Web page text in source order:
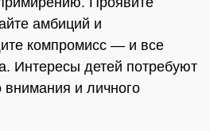
амбиций и
компромисс — и все
Интересы детей потребуют
и личного